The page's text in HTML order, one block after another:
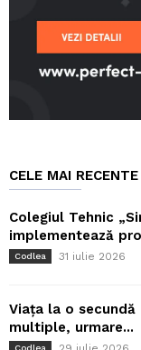
CELE MAI
Colegiul Tehnic
implementează
Codlea 31 iulie 2026
Viața la o secundă
multiple, urmare...
Codlea